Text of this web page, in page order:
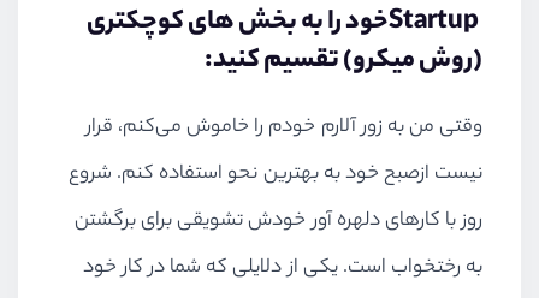
Startupخود را به بخش های کوچکتری
(روش میکرو) تقسیم کنید:
وقتی من به زور آلارم خودم را خاموش می‌کنم، قرار
نیست ازصبح خود به بهترین نحو استفاده کنم. شروع
روز با کارهای دلهره آور خودش تشویقی برای برگشتن
به رختخواب است. یکی از دلایلی که شما در کار خود